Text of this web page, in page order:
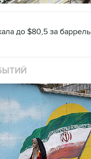
до $80,5 за баррель